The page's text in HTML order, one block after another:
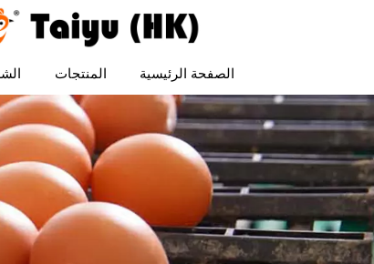
الصفحة الرئيسية المنتجات